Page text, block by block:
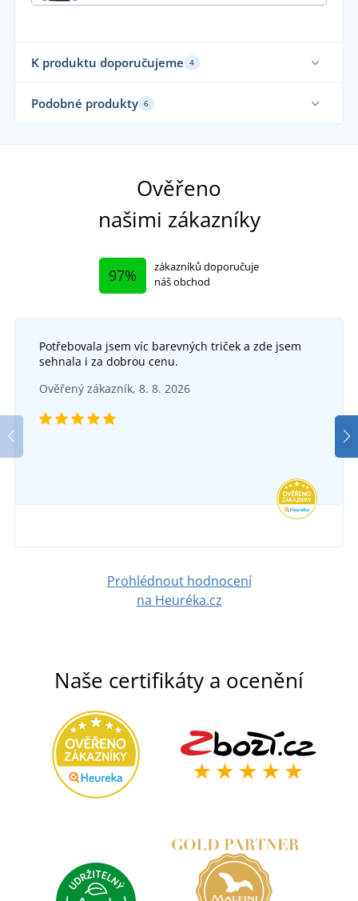
K produktu doporučujeme 4
Podobné produkty 6
Reflexní mikina SIGNAL
1 089 Kč
Ověřeno
našimi zákazníky
97%
zákazníků doporučuje
náš obchod
Potřebovala jsem víc barevných triček a zde jsem
sehnala i za dobrou cenu.
Ověřený zákazník, 8. 8. 2026
Prohlédnout hodnocení
na Heuréka.cz
Naše certifikáty a ocenění